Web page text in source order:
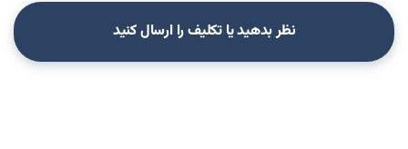
نظر بدهید یا تکلیف را ارسال کنید